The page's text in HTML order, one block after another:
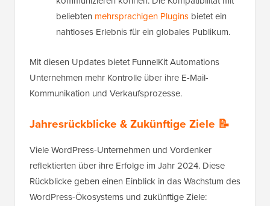
beliebten mehrsprachigen Plugins bietet ein
nahtloses Erlebnis für ein globales Publikum.
Mit diesen Updates bietet FunnelKit Automations
Unternehmen mehr Kontrolle über ihre E-Mail-
Kommunikation und Verkaufsprozesse.
Jahresrückblicke & Zukünftige Ziele 📝
Viele WordPress-Unternehmen und Vordenker
reflektierten über ihre Erfolge im Jahr 2024. Diese
Rückblicke geben einen Einblick in das Wachstum des
WordPress-Ökosystems und zukünftige Ziele: